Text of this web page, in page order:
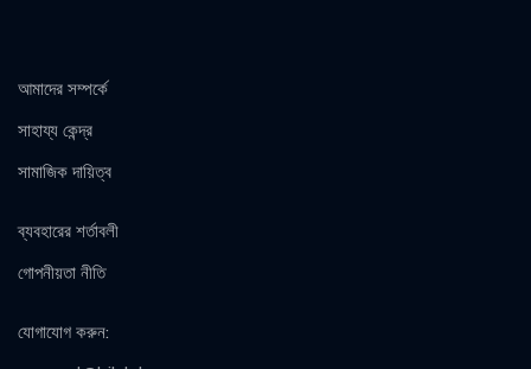
আমাদের সম্পর্কে
সাহায্য কেন্দ্র
সামাজিক দায়িত্ব
ব্যবহারের শর্তাবলী
গোপনীয়তা নীতি
যোগাযোগ করুন: